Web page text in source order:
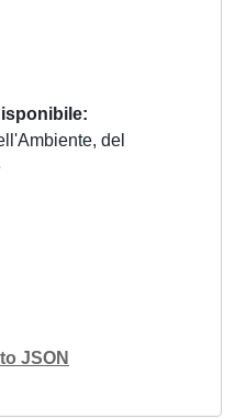
del
JSON